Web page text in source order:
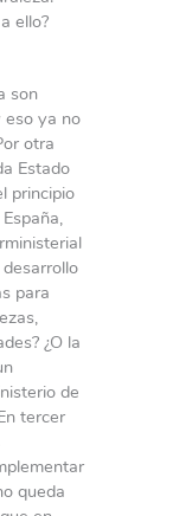
ello?
son
eso ya no
otra
Estado
principio
para
¿O la
de
tercer
queda